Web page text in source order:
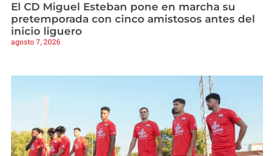
El CD Miguel Esteban pone en marcha su
pretemporada con cinco amistosos antes del
inicio liguero
agosto 7, 2026